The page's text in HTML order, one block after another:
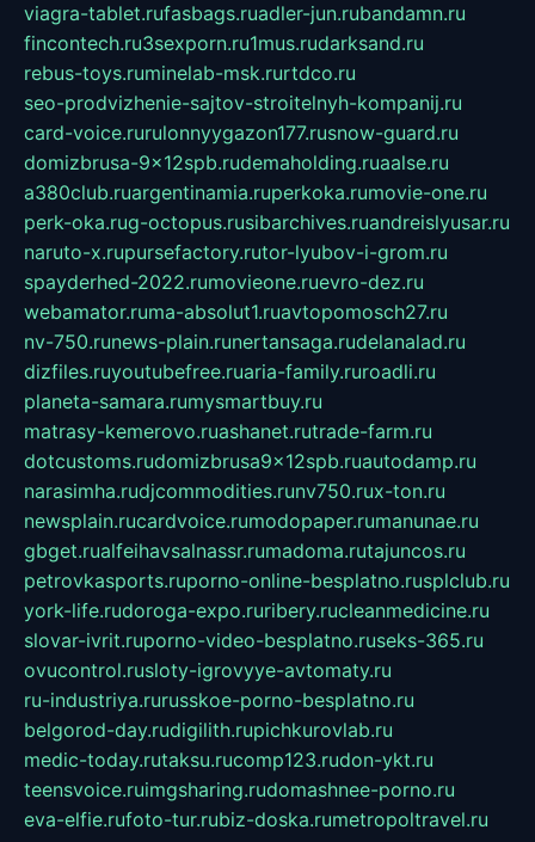
viagra-tablet.rufasbags.ruadler-jun.rubandamn.ru
fincontech.ru3sexporn.ru1mus.rudarksand.ru
rebus-toys.ruminelab-msk.rurtdco.ru
seo-prodvizhenie-sajtov-stroitelnyh-kompanij.ru
card-voice.rurulonnyygazon177.rusnow-guard.ru
domizbrusa-9x12spb.rudemaholding.ruaalse.ru
a380club.ruargentinamia.ruperkoka.rumovie-one.ru
perk-oka.rug-octopus.rusibarchives.ruandreislyusar.ru
naruto-x.rupursefactory.rutor-lyubov-i-grom.ru
spayderhed-2022.rumovieone.ruevro-dez.ru
webamator.ruma-absolut1.ruavtopomosch27.ru
nv-750.runews-plain.runertansaga.rudelanalad.ru
dizfiles.ruyoutubefree.ruaria-family.ruroadli.ru
planeta-samara.rumysmartbuy.ru
matrasy-kemerovo.ruashanet.rutrade-farm.ru
dotcustoms.rudomizbrusa9x12spb.ruautodamp.ru
narasimha.rudjcommodities.runv750.rux-ton.ru
newsplain.rucardvoice.rumodopaper.rumanunae.ru
gbget.rualfeihavsalnassr.rumadoma.rutajuncos.ru
petrovkasports.ruporno-online-besplatno.rusplclub.ru
york-life.rudoroga-expo.ruribery.rucleanmedicine.ru
slovar-ivrit.ruporno-video-besplatno.ruseks-365.ru
ovucontrol.rusloty-igrovyye-avtomaty.ru
ru-industriya.rurusskoe-porno-besplatno.ru
belgorod-day.rudigilith.rupichkurovlab.ru
medic-today.rutaksu.rucomp123.rudon-ykt.ru
teensvoice.ruimgsharing.rudomashnee-porno.ru
eva-elfie.rufoto-tur.rubiz-doska.rumetropoltravel.ru